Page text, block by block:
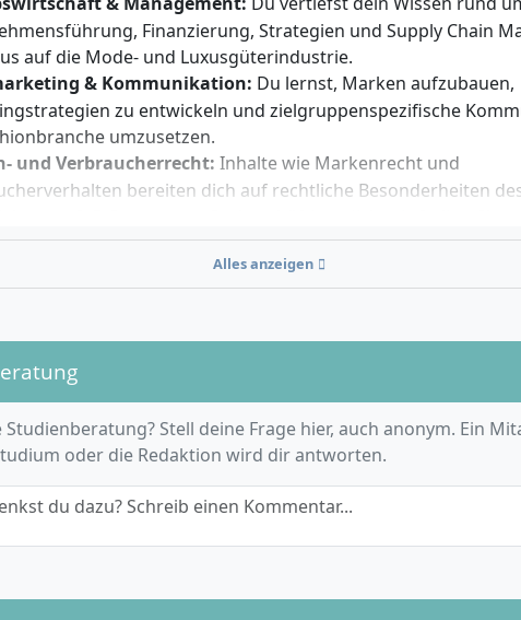
deinen Studienerfolg besonders.
Finanzierung, Strategien und Supply Chain
auf die Mode- und Luxusgüterindustrie.
& Kommunikation: Du lernst, Marken aufzubauen,
zu entwickeln und zielgruppenspezifische
umzusetzen.
und Verbraucherrecht: Inhalte wie Markenrecht und
bereiten dich auf rechtliche Besonderheiten
Vertrieb und innovativen Vermarktungskonzepten in der
& Produktmanagement:Analyse von Modetrends
in der Mode sind integraler Bestandteil
Durch Projekte und Exkursionen – etwa zu
oder Montblanc – wendest du dein theoretisches Wissen
Ausrichtungerwirbst du auch vertiefte
Alles anzeigen
Studienberatung? Stell deine Frage hier, auch anonym. Ein
oder die Redaktion wird dir antworten.
du dazu? Schreib einen Kommentar...